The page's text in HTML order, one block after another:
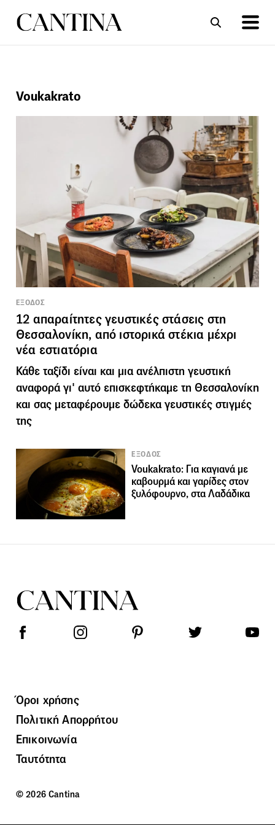
ΣΥΝΤΑΓΕΣ
Voukakrato
ΕΞΟΔΟΣ
12 απαραίτητες γευστικές στάσεις στη
Θεσσαλονίκη, από ιστορικά στέκια μέχρι
νέα εστιατόρια
Κάθε ταξίδι είναι και μια ανέλπιστη γευστική
αναφορά γι' αυτό επισκεφτήκαμε τη Θεσσαλονίκη
και σας μεταφέρουμε δώδεκα γευστικές στιγμές
της
ΕΞΟΔΟΣ
Voukakrato: Για καγιανά με
καβουρμά και γαρίδες στον
ξυλόφουρνο, στα Λαδάδικα
Όροι χρήσης
Πολιτική Απορρήτου
Επικοινωνία
Ταυτότητα
© 2026 Cantina